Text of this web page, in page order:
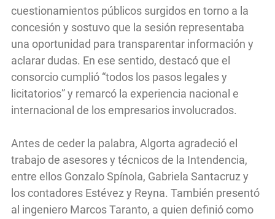
cuestionamientos públicos surgidos en torno a la
concesión y sostuvo que la sesión representaba
una oportunidad para transparentar información y
aclarar dudas. En ese sentido, destacó que el
consorcio cumplió “todos los pasos legales y
licitatorios” y remarcó la experiencia nacional e
internacional de los empresarios involucrados.
Antes de ceder la palabra, Algorta agradeció el
trabajo de asesores y técnicos de la Intendencia,
entre ellos Gonzalo Spínola, Gabriela Santacruz y
los contadores Estévez y Reyna. También presentó
al ingeniero Marcos Taranto, a quien definió como